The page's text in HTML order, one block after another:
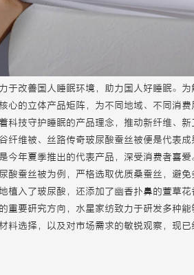
于改善国人睡眠环境，助力国人好睡眠。
的立体产品矩阵，为不同地域、不同消费
科技守护睡眠的产品理念，推动新纤维、
纤维被、丝路传奇玻尿酸蚕丝被便是代表
年夏季推出的代表产品，深受消费者喜爱
酸蚕丝被为例，严格选取优质桑蚕丝，避
植入了玻尿酸，还添加了幽香扑鼻的萱草花
重要研究方向，水星家纺致力于研发多种
料选择，以及对市场需求的敏锐观察，现已